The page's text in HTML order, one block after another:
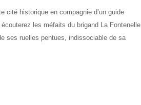
cité historique en compagnie d’un guide
les méfaits du brigand La Fontenelle
ses ruelles pentues, indissociable de sa